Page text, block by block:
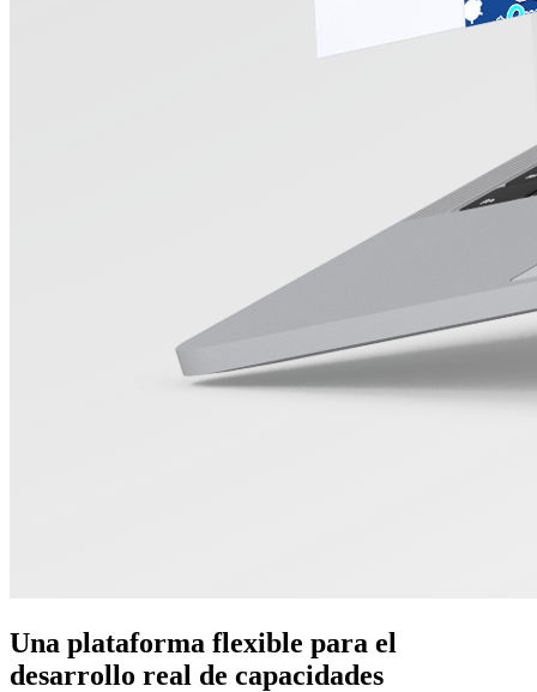
Una plataforma flexible para el
desarrollo real de capacidades